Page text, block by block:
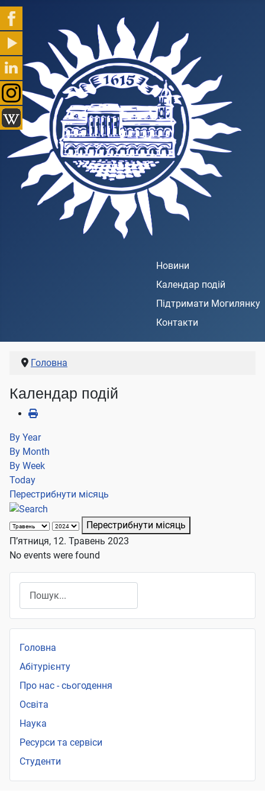
Новини
Календар подій
Підтримати Могилянку
Контакти
Головна
Календар подій
By Year
By Month
By Week
Today
Перестрибнути місяць
Перестрибнути місяць
П’ятниця, 12. Травень 2023
No events were found
Головна
Абітурієнту
Про нас - сьогодення
Освіта
Наука
Ресурси та сервіси
Студенти